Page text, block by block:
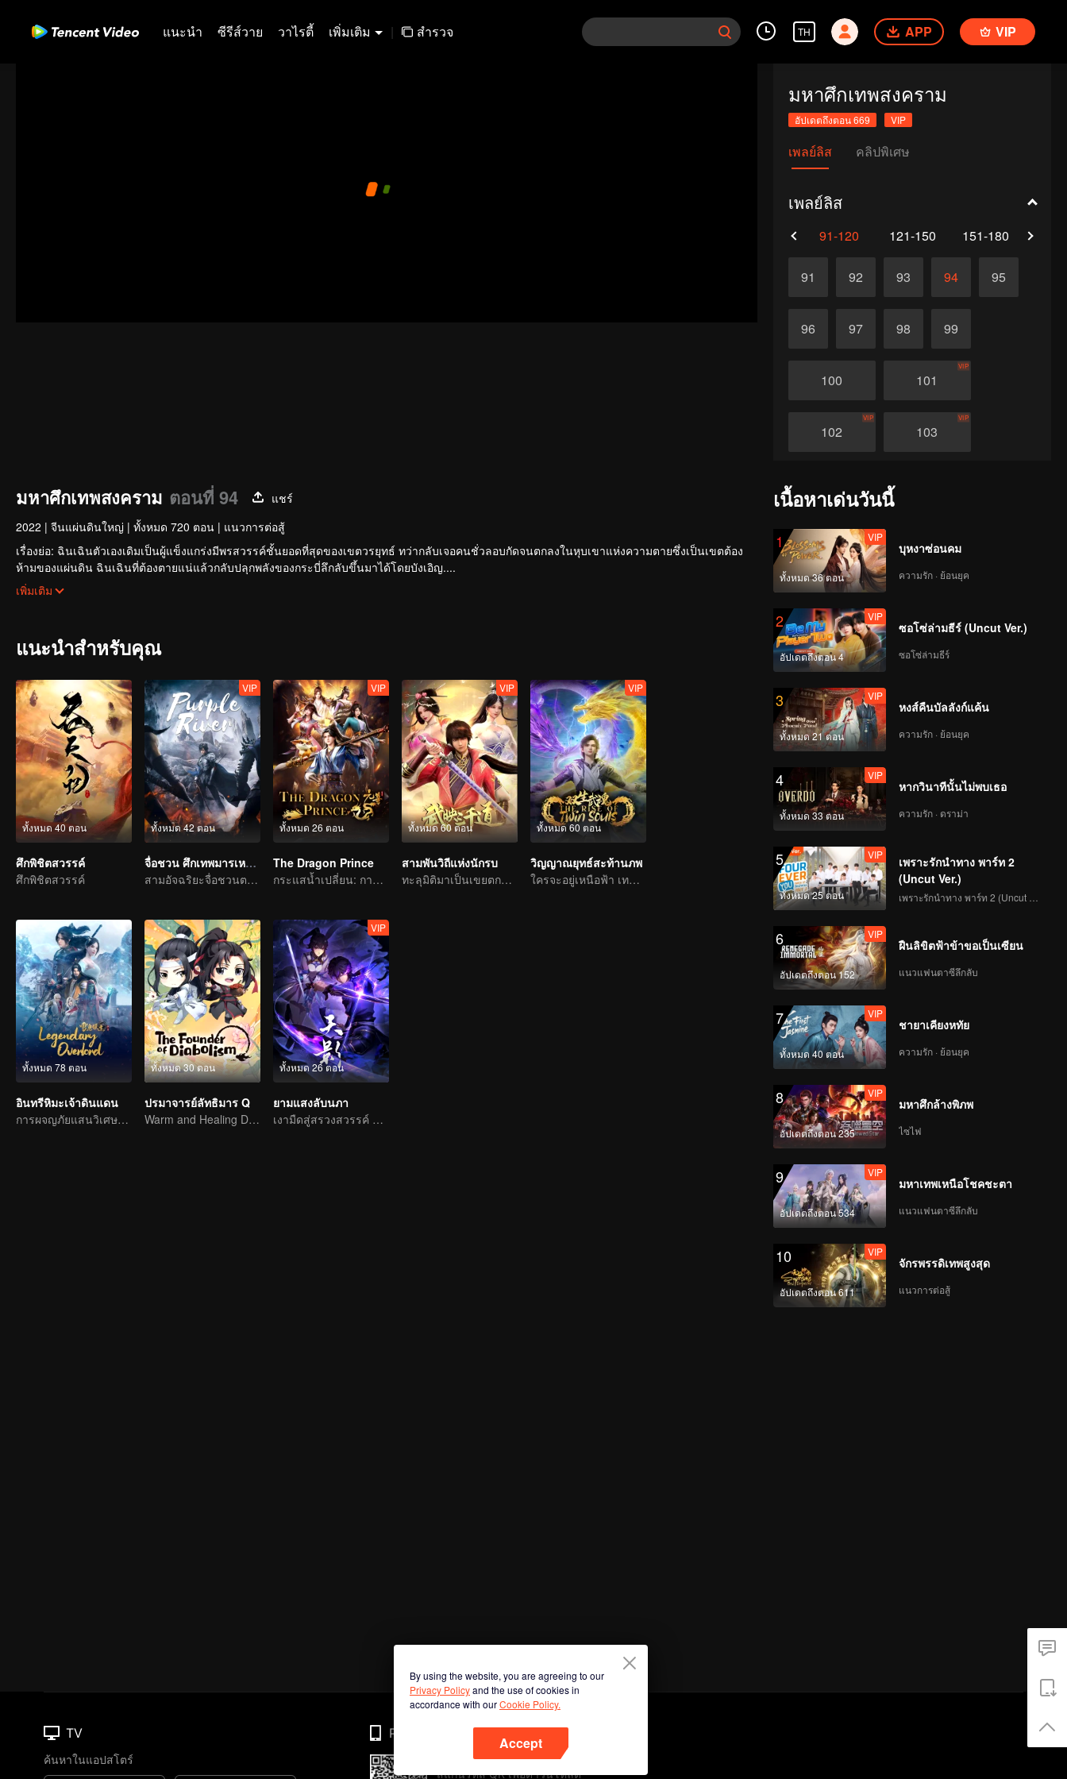
แนะนำ ซีรีส์วาย วาไรตี้ เพิ่มเติม | สำรวจ TH APP VIP
มหาศึกเทพสงคราม
อัปเดตถึงตอน 669 VIP
เพลย์ลิส คลิปพิเศษ
เพลย์ลิส
91-120 121-150 151-180
91 92 93 94 95
96 97 98 99
100 101
VIP
102
VIP
103
VIP
106
108
VIP VIP
110
VIP
111
VIP
112
114
VIP
115
116
VIP
117
VIP
118
VIP
120
VIP
มหาศึกเทพสงคราม ตอนที่ 94
แชร์
2022 | จีนแผ่นดินใหญ่ | ทั้งหมด 720 ตอน | แนวการต่อสู้
เรื่องย่อ: ฉินเฉินตัวเองเดิมเป็นผู้แข็งแกร่งมีพรสวรรค์ชั้นยอดที่สุดของเขตวรยุทธ์ ทว่ากลับเจอคนชั่วลอบกัดจนตกลงในหุบเขาแห่งความตายซึ่งเป็นเขตต้อง
ห้ามของแผ่นดิน ฉินเฉินที่ต้องตายแน่แล้วกลับปลุกพลังของกระบี่ลึกลับขึ้นมาได้โดยบังเอิญ....
หนุ่มน้อยคนหนึ่งที่ชื่อเดียวกันสืบต่อปณิธานของฉินเฉิน ในฐานะหลานรักของอ๋องติ้งอู่เทพทหารแห่งแคว้นต้าฉิน ทว่าประวัติของบิดานั้นเป็นปริศนา สองแม่
เพิ่มเติม
แนะนำสำหรับคุณ
ทั้งหมด 40 ตอน
ศึกพิชิตสวรรค์
ศึกพิชิตสวรรค์
ทั้งหมด 42 ตอน
VIP
จื่อชวน ศึกเทพมารเหนือพิภพ
สามอัจฉริยะจื่อชวนตะลุยทวีปซีชวน
ทั้งหมด 26 ตอน
VIP
The Dragon Prince
กระแสน้ำเปลี่ยน: การผจญภัยของนักเขียนหนุ่ม
ทั้งหมด 60 ตอน
VIP
สามพันวิถีแห่งนักรบ
ทะลุมิติมาเป็นเขยตกอับ พลิกชะตาในโลกใหม่
ทั้งหมด 60 ตอน
VIP
วิญญาณยุทธ์สะท้านภพ
ใครจะอยู่เหนือฟ้า เทพนักรบไร้เทียมทาน
ทั้งหมด 78 ตอน
อินทรีหิมะเจ้าดินแดน
การผจญภัยแสนวิเศษและอุปสรรคของเด็กหนุ่มเริ่มต้นขึ้นอีกครั้ง
ทั้งหมด 30 ตอน
ปรมาจารย์ลัทธิมาร Q
Warm and Healing Daily Life
ทั้งหมด 26 ตอน
VIP
ยามแสงลับนภา
เงามืดสู่สรวงสวรรค์ แผดเผาวิญญาณพิทักษ์ความดี
เนื้อหาเด่นวันนี้
1
ทั้งหมด 36 ตอน
VIP
บุหงาซ่อนคม
ความรัก · ย้อนยุค
2
อัปเดตถึงตอน 4
VIP
ซอโซ่ล่ามธีร์ (Uncut Ver.)
ซอโซ่ล่ามธีร์
3
ทั้งหมด 21 ตอน
VIP
หงส์คืนบัลลังก์แค้น
ความรัก · ย้อนยุค
4
ทั้งหมด 33 ตอน
VIP
หากวินาทีนั้นไม่พบเธอ
ความรัก · ดราม่า
5
ทั้งหมด 25 ตอน
VIP
เพราะรักนำทาง พาร์ท 2
(Uncut Ver.)
6
อัปเดตถึงตอน 152
VIP
ฝืนลิขิตฟ้าข้าขอเป็นเซียน
แนวแฟนตาซีลึกลับ
7
ทั้งหมด 40 ตอน
VIP
ชายาเคียงหทัย
ความรัก · ย้อนยุค
8
อัปเดตถึงตอน 235
VIP
มหาศึกล้างพิภพ
ไซไฟ
9
อัปเดตถึงตอน 534
VIP
มหาเทพเหนือโชคชะตา
แนวแฟนตาซีลึกลับ
10
อัปเดตถึงตอน 611
VIP
จักรพรรดิเทพสูงสุด
แนวการต่อสู้
By using the website, you are agreeing to our
Privacy Policyand the use of cookies in
accordance with ourCookie Policy.
Accept
TV
ค้นหาในแอปสโตร์
Phone
สแกนรหัส QR เพื่อดาวน์โหลด